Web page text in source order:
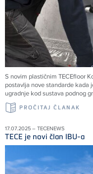
S novim plastičnim TECEfloor
postavlja nove standarde kada
ugradnje kod sustava podnog
PROČITAJ ČLANAK
17.07.2025 – TECENEWS
TECE je novi član IBU-a